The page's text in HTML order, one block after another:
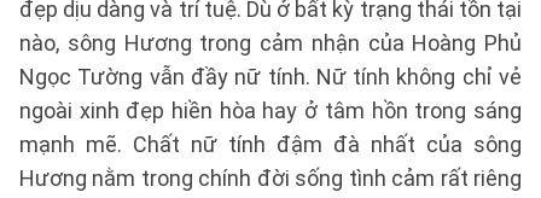
đẹp dịu dàng và trí tuệ. Dù ở bất kỳ trạng thái tồn tại
nào, sông Hương trong cảm nhận của Hoàng Phủ
Ngọc Tường vẫn đầy nữ tính. Nữ tính không chỉ vẻ
ngoài xinh đẹp hiền hòa hay ở tâm hồn trong sáng
mạnh mẽ. Chất nữ tính đậm đà nhất của sông
Hương nằm trong chính đời sống tình cảm rất riêng